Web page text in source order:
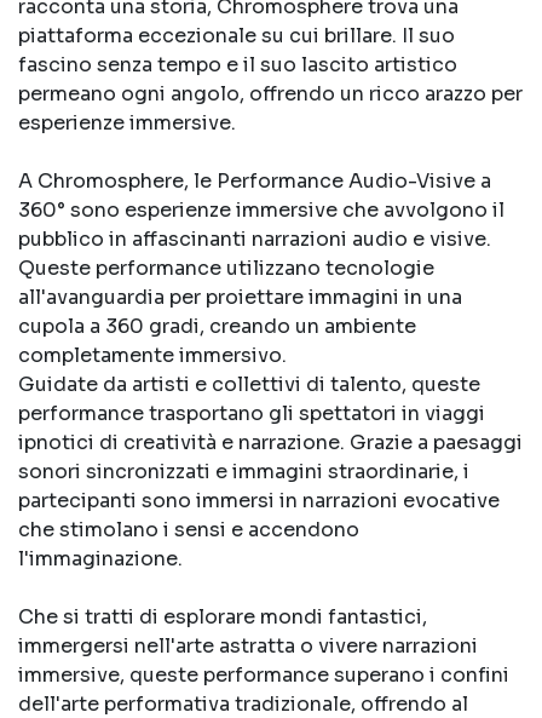
racconta una storia, Chromosphere trova una
piattaforma eccezionale su cui brillare. Il suo
fascino senza tempo e il suo lascito artistico
permeano ogni angolo, offrendo un ricco arazzo per
esperienze immersive.
A Chromosphere, le Performance Audio-Visive a
360° sono esperienze immersive che avvolgono il
pubblico in affascinanti narrazioni audio e visive.
Queste performance utilizzano tecnologie
all'avanguardia per proiettare immagini in una
cupola a 360 gradi, creando un ambiente
completamente immersivo.
Guidate da artisti e collettivi di talento, queste
performance trasportano gli spettatori in viaggi
ipnotici di creatività e narrazione. Grazie a paesaggi
sonori sincronizzati e immagini straordinarie, i
partecipanti sono immersi in narrazioni evocative
che stimolano i sensi e accendono
l'immaginazione.
Che si tratti di esplorare mondi fantastici,
immergersi nell'arte astratta o vivere narrazioni
immersive, queste performance superano i confini
dell'arte performativa tradizionale, offrendo al